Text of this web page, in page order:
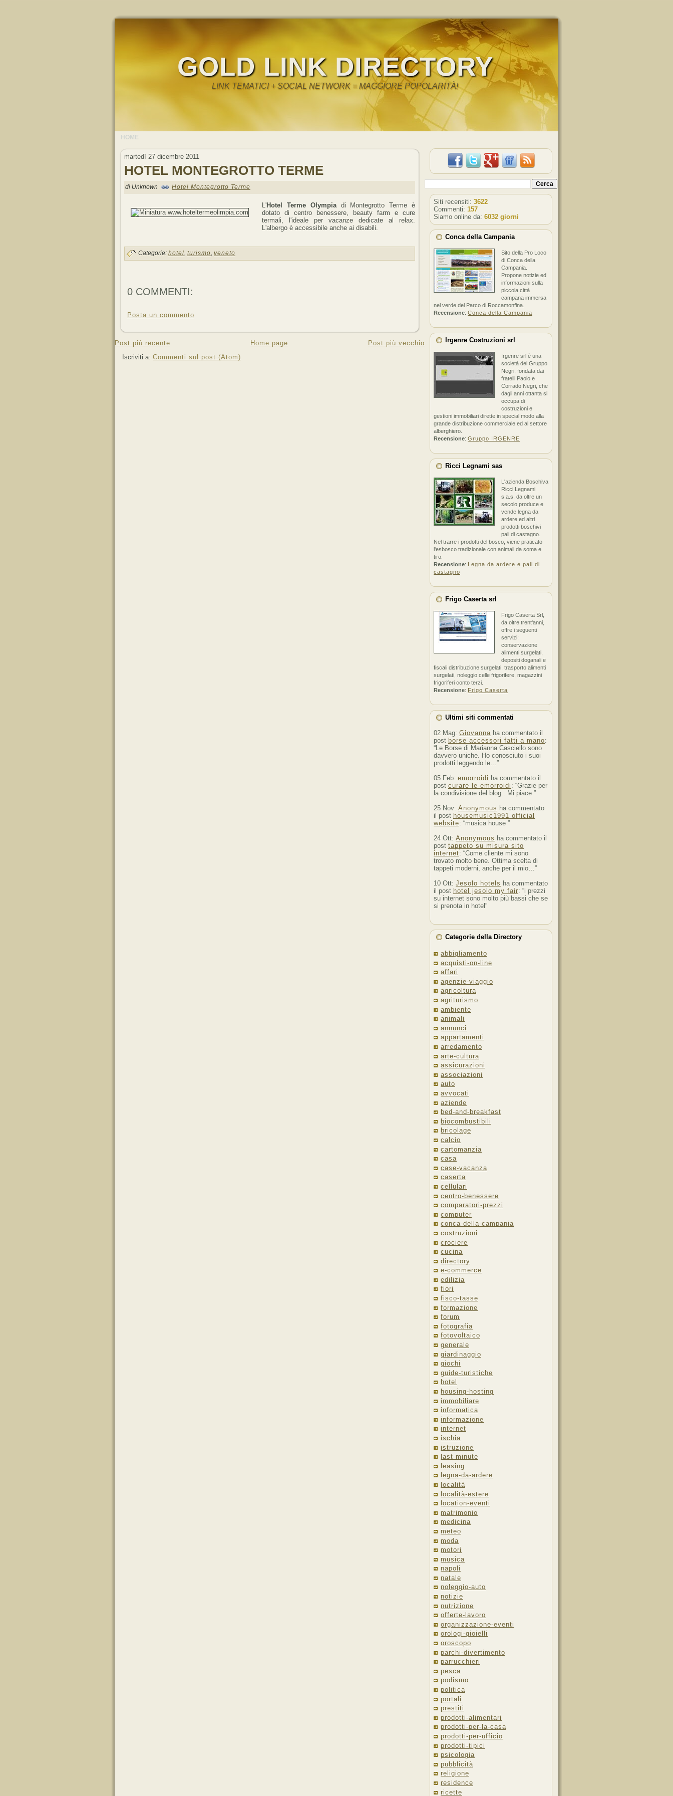
GOLD LINK DIRECTORY
LINK TEMATICI + SOCIAL NETWORK = MAGGIORE POPOLARITÀ!
HOME
martedì 27 dicembre 2011
HOTEL MONTEGROTTO TERME
di Unknown Hotel Montegrotto Terme
L'Hotel Terme Olympiadi Montegrotto Terme è
dotato di centro benessere, beauty farm e cure
termali, l'ideale per vacanze dedicate al relax.
L'albergo è accessibile anche ai disabili.
Categorie: hotel, turismo, veneto
0 COMMENTI:
Posta un commento
Post più recente Post più vecchio
Home page
Iscriviti a: Commenti sul post (Atom)
Siti recensiti: 3622
Commenti: 157
Siamo online da: 6032 giorni
Conca della Campania
Sito della Pro Loco
di Conca della
Campania.
Propone notizie ed
informazioni sulla
piccola città
campana immersa
nel verde del Parco di Roccamonfina.
Recensione: Conca della Campania
Irgenre Costruzioni srl
Irgenre srl è una
società del Gruppo
Negri, fondata dai
fratelli Paolo e
Corrado Negri, che
dagli anni ottanta si
occupa di
costruzioni e
gestioni immobiliari dirette in special modo alla
grande distribuzione commerciale ed al settore
alberghiero.
Recensione: Gruppo IRGENRE
Ricci Legnami sas
L'azienda Boschiva
Ricci Legnami
s.a.s. da oltre un
secolo produce e
vende legna da
ardere ed altri
prodotti boschivi
pali di castagno.
Nel trarre i prodotti del bosco, viene praticato
l'esbosco tradizionale con animali da soma e
tiro.
Recensione: Legna da ardere e pali di
castagno
Frigo Caserta srl
Frigo Caserta Srl,
da oltre trent'anni,
offre i seguenti
servizi:
conservazione
alimenti surgelati,
depositi doganali e
fiscali distribuzione surgelati, trasporto alimenti
surgelati, noleggio celle frigorifere, magazzini
frigoriferi conto terzi.
Recensione: Frigo Caserta
Ultimi siti commentati
02 Mag: Giovanna ha commentato il
post borse accessori fatti a mano:
“Le Borse di Marianna Casciello sono
davvero uniche. Ho conosciuto i suoi
prodotti leggendo le…”
05 Feb: emorroidi ha commentato il
post curare le emorroidi : “Grazie per
la condivisione del blog.. Mi piace ”
25 Nov: Anonymous ha commentato
il post housemusic1991 official
website: “musica house ”
24 Ott: Anonymous ha commentato il
post tappeto su misura sito
internet: “Come cliente mi sono
trovato molto bene. Ottima scelta di
tappeti moderni, anche per il mio…”
10 Ott: Jesolo hotels ha commentato
il post hotel jesolo my fair: “i prezzi
su internet sono molto più bassi che se
si prenota in hotel”
Categorie della Directory
abbigliamento
acquisti-on-line
affari
agenzie-viaggio
agricoltura
agriturismo
ambiente
animali
annunci
appartamenti
arredamento
arte-cultura
assicurazioni
associazioni
auto
avvocati
aziende
bed-and-breakfast
biocombustibili
bricolage
calcio
cartomanzia
casa
case-vacanza
caserta
cellulari
centro-benessere
comparatori-prezzi
computer
conca-della-campania
costruzioni
crociere
cucina
directory
e-commerce
edilizia
fiori
fisco-tasse
formazione
forum
fotografia
fotovoltaico
generale
giardinaggio
giochi
guide-turistiche
hotel
housing-hosting
immobiliare
informatica
informazione
internet
ischia
istruzione
last-minute
leasing
legna-da-ardere
località
località-estere
location-eventi
matrimonio
medicina
meteo
moda
motori
musica
napoli
natale
noleggio-auto
notizie
nutrizione
offerte-lavoro
organizzazione-eventi
orologi-gioielli
oroscopo
parchi-divertimento
parrucchieri
pesca
podismo
politica
portali
prestiti
prodotti-alimentari
prodotti-per-la-casa
prodotti-per-ufficio
prodotti-tipici
psicologia
pubblicità
religione
residence
ricette